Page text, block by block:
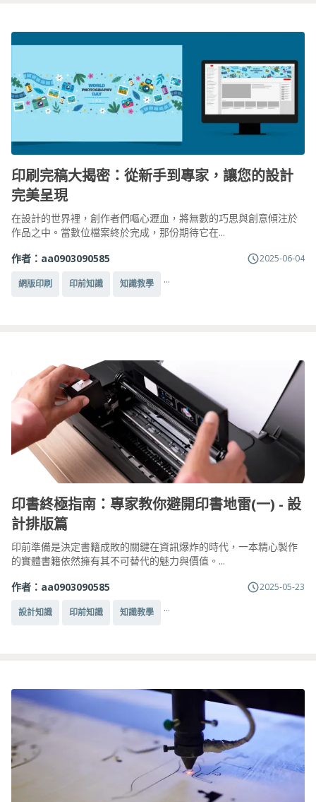
印刷完稿大揭密：從新手到專家，讓您的設計
完美呈現
在設計的世界裡，創作者們嘔心瀝血，將無數的巧思與創意傾注於
作品之中。當數位檔案終於完成，那份期待它在...
作者： aa0903090585 2025-06-04
網版印刷 印前知識 知識教學 ...
印書終極指南：專家教你避開印書地雷(一) - 設
計排版篇
印前準備是決定書籍成敗的關鍵在資訊爆炸的時代，一本精心製作
的實體書籍依然擁有其不可替代的魅力與價值。...
作者： aa0903090585 2025-05-23
設計知識 印前知識 知識教學 ...